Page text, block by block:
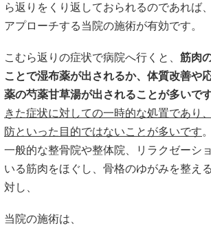
ら返りをくり返しておられるのであれば
アプローチする当院の施術が有効です。
こむら返りの症状で病院へ行くと、 筋肉
ことで湿布薬が出されるか、体質改善や
薬の芍薬甘草湯が出されることが多いで
きた症状に対しての一時的な処置であり
防といった目的ではないことが多いです。
一般的な整骨院や整体院、リラクゼーシ
いる筋肉をほぐし、骨格のゆがみを整え
対し、
当院の施術は、